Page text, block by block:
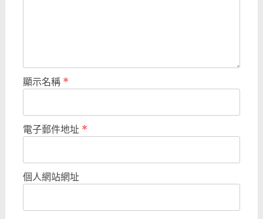
顯示名稱 *
電子郵件地址 *
個人網站網址